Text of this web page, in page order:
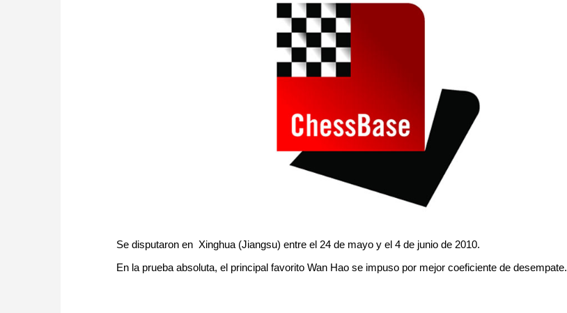
Se disputaron en Xinghua (Jiangsu) entre el 24 de mayo y el 4 de junio de 2010.
En la prueba absoluta, el principal favorito Wan Hao se impuso por mejor coeficiente de desempate.